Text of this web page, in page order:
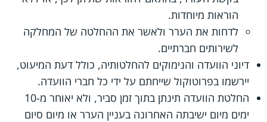
הוראות מיוחדות.
לדחות את הערר ולאשר את ההחלטה של המחלקה
לשירותים חברתיים.
דיוני הוועדה והנימוקים להחלטותיה, כולל דעת המיעוט,
יירשמו בפרוטוקול שייחתם על ידי כל חברי הוועדה.
החלטת הוועדה תינתן בתוך זמן סביר, ולא יאוחר מ-10
ימים מיום ישיבתה האחרונה בעניין הערר או מיום סיום